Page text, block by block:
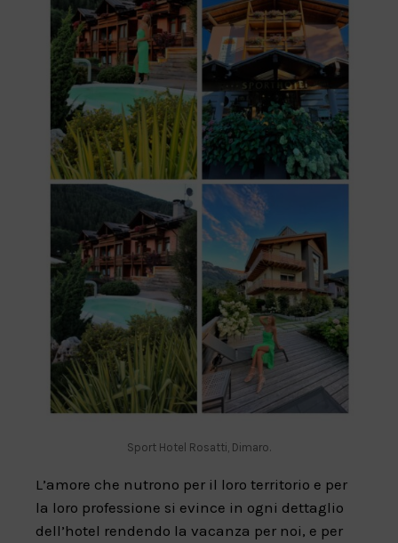
Sport Hotel Rosatti, Dimaro.
L’amore che nutrono per il loro territorio e per
la loro professione si evince in ogni dettaglio
dell’hotel rendendo la vacanza per noi, e per